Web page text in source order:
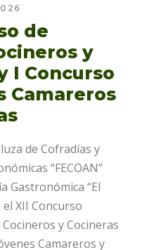
de
y
I Concurso
Camareros
de Cofradías y
“FECOAN”
Gastronómica “El
XII Concurso
y Cocineras
Camareros y